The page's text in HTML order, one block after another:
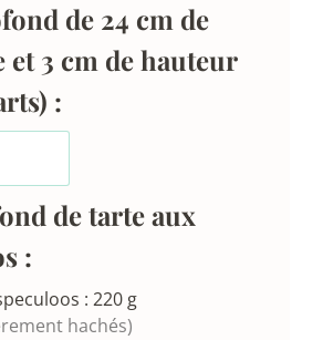
de 24 cm de
et 3 cm de hauteur
:
de tarte aux
:
: 220g
hachés)